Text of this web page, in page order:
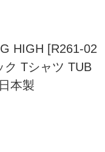
HIGH [R261-02
ク Tシャツ TUB
本製